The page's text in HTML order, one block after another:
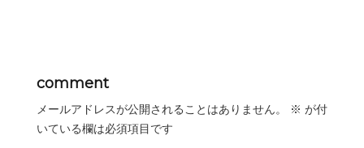
comment
メールアドレスが公開されることはありません。 ※ が付
いている欄は必須項目です